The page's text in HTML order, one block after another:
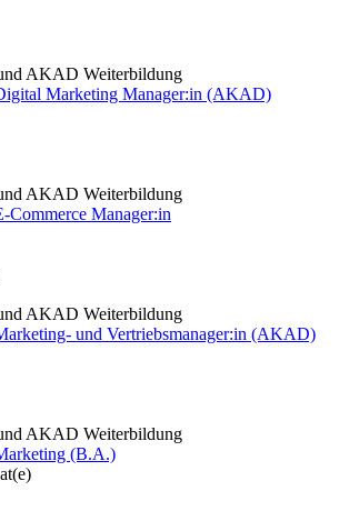
AKAD Weiterbildung
Marketing Manager:in (AKAD)
AKAD Weiterbildung
Manager:in
AKAD Weiterbildung
und Vertriebsmanager:in (AKAD)
AKAD Weiterbildung
(B.A.)